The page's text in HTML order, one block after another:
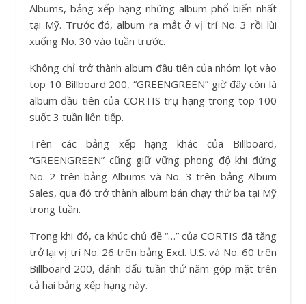
Albums, bảng xếp hạng những album phổ biến nhất
tại Mỹ. Trước đó, album ra mắt ở vị trí No. 3 rồi lùi
xuống No. 30 vào tuần trước.
Không chỉ trở thành album đầu tiên của nhóm lọt vào
top 10 Billboard 200, “GREENGREEN” giờ đây còn là
album đầu tiên của CORTIS trụ hạng trong top 100
suốt 3 tuần liên tiếp.
Trên các bảng xếp hạng khác của Billboard,
“GREENGREEN” cũng giữ vững phong độ khi đứng
No. 2 trên bảng Albums và No. 3 trên bảng Album
Sales, qua đó trở thành album bán chạy thứ ba tại Mỹ
trong tuần.
Trong khi đó, ca khúc chủ đề “…” của CORTIS đã tăng
trở lại vị trí No. 26 trên bảng Excl. U.S. và No. 60 trên
Billboard 200, đánh dấu tuần thứ năm góp mặt trên
cả hai bảng xếp hạng này.